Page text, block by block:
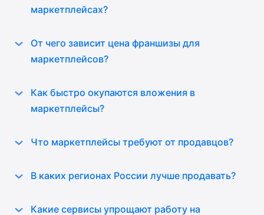
маркетплейсах?
От чего зависит цена франшизы для
маркетплейсов?
Как быстро окупаются вложения в
маркетплейсы?
Что маркетплейсы требуют от продавцов?
В каких регионах России лучше продавать?
Какие сервисы упрощают работу на